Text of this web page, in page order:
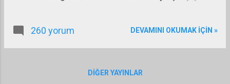
kapandığında neler olur? İlk ay büyük olasılıkla
durdurur. Bu restorana et, balık, sebze, salata
260 yorum DEVAMINI OKUMAK IÇIN »
DIĞER YAYINLAR